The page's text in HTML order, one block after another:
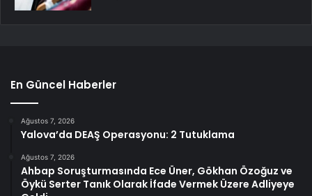
En Güncel Haberler
Ağustos 7, 2026
Yalova’da DEAŞ Operasyonu: 2 Tutuklama
Ağustos 7, 2026
Ahbap Soruşturmasında Ece Üner, Gökhan Özoğuz ve
Öykü Serter Tanık Olarak İfade Vermek Üzere Adliyeye